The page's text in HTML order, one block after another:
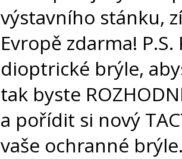
výstavního stánku,
Evropě zdarma!
dioptrické brýle,
tak byste
a pořídit si nový
vaše ochranné